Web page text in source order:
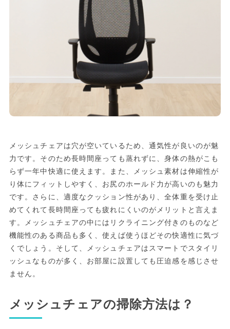
メッシュチェアは穴が空いているため、通気性が良いのが魅
力です。そのため長時間座っても蒸れずに、身体の熱がこも
らず一年中快適に使えます。また、メッシュ素材は伸縮性が
り体にフィットしやすく、お尻のホールド力が高いのも魅力
です。さらに、適度なクッション性があり、全体重を受け止
めてくれて長時間座っても疲れにくいのがメリットと言えま
す。メッシュチェアの中にはリクライニング付きのものなど
機能性のある商品も多く、使えば使うほどその快適性に気づ
くでしょう。そして、メッシュチェアはスマートでスタイリ
ッシュなものが多く、お部屋に設置しても圧迫感を感じさせ
ません。
メッシュチェアの掃除方法は？